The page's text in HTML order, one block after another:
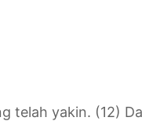
telah yakin. (12)